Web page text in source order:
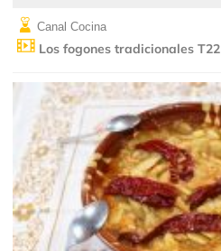
Canal Cocina
Los fogones tradicionales T22